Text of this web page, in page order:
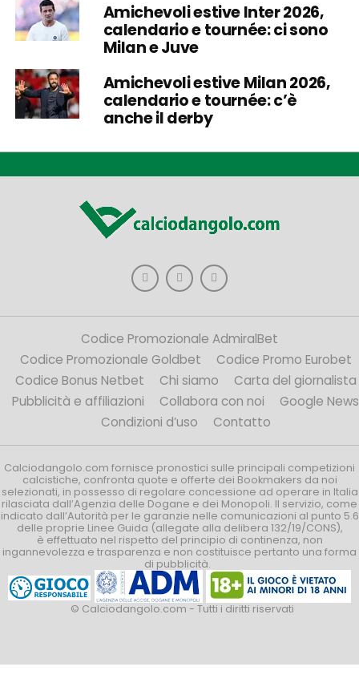
Amichevoli estive Inter 2026,
calendario e tournée: ci sono
Milan e Juve
Amichevoli estive Milan 2026,
calendario e tournée: c’è
anche il derby
Codice Promozionale AdmiralBet
Codice Promozionale Goldbet
Codice Promo Eurobet
Codice Bonus Netbet
Chi siamo
Carta del giornalista
Pubblicità e affiliazioni
Collabora con noi
Google News
Condizioni d’uso
Contatto
Calciodangolo.com fornisce pronostici sulle principali competizioni
calcistiche, confronta quote e offerte dei Bookmakers da noi
selezionati, in possesso di regolare concessione ad operare in Italia
rilasciata dall’Agenzia delle Dogane e dei Monopoli. Il servizio, come
indicato dall’Autorità per le garanzie nelle comunicazioni al punto 5.6
delle proprie Linee Guida (allegate alla delibera 132/19/CONS),
è effettuato nel rispetto del principio di continenza, non
ingannevolezza e trasparenza e non costituisce pertanto una forma
di pubblicità.
© Calciodangolo.com - Tutti i diritti riservati